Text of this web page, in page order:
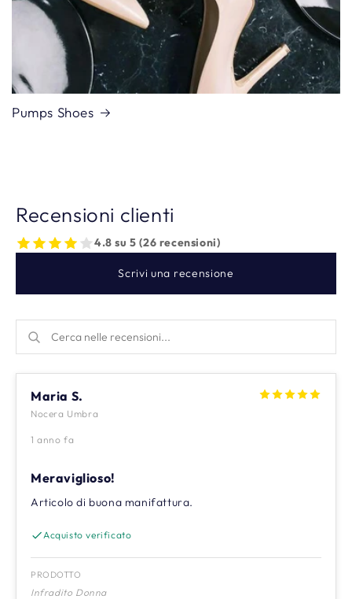
Pumps Shoes
Recensioni clienti
4.8 su 5 (26 recensioni)
Scrivi una recensione
Maria S.
Nocera Umbra
1 anno fa
Meraviglioso!
Articolo di buona manifattura.
Acquisto verificato
PRODOTTO
Infradito Donna